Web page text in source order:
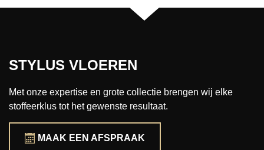
STYLUS VLOEREN
Met onze expertise en grote collectie brengen wij elke
stoffeerklus tot het gewenste resultaat.
MAAK EEN AFSPRAAK